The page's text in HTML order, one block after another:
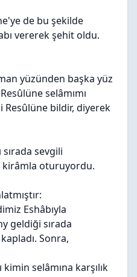
de bu şekilde
vererek şehit oldu.
yüzünden başka yüz
selâmımı
Resûlüne bildir, diyerek
sırada sevgili
kirâmla oturuyordu.
Eshâbıyla
geldiği sırada
Sonra,
selâmına karşılık